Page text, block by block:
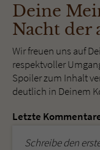
Deine
Nacht der
Wir freuen uns auf
respektvoller
Spoiler zum Inhalt
deutlich in Deinem
Letzte
Schreibe den